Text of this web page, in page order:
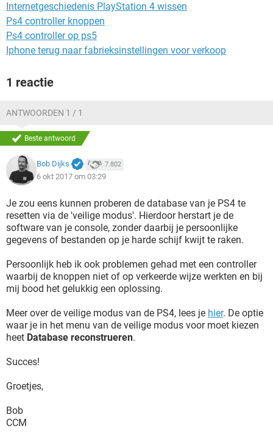
Internetgeschiedenis PlayStation 4 wissen
Ps4 controller knoppen
Ps4 controller op ps5
Iphone terug naar fabrieksinstellingen voor verkoop
1 reactie
ANTWOORDEN 1 / 1
Beste antwoord
Bob Dijks 7.802
6 okt 2017 om 03:29
Je zou eens kunnen proberen de database van je PS4 te
resetten via de 'veilige modus'. Hierdoor herstart je de
software van je console, zonder daarbij je persoonlijke
gegevens of bestanden op je harde schijf kwijt te raken.
Persoonlijk heb ik ook problemen gehad met een controller
waarbij de knoppen niet of op verkeerde wijze werkten en bij
mij bood het gelukkig een oplossing.
Meer over de veilige modus van de PS4, lees je hier. De optie
waar je in het menu van de veilige modus voor moet kiezen
heet Database reconstrueren.
Succes!
Groetjes,
Bob
CCM